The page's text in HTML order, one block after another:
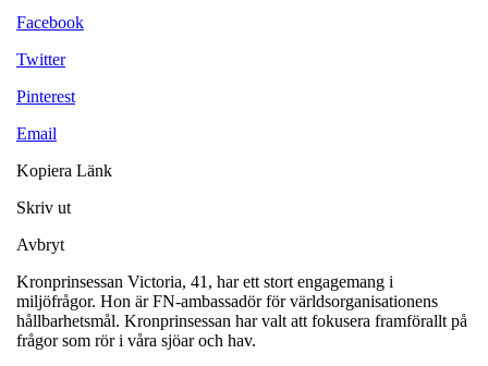
Facebook
Twitter
Pinterest
Email
Kopiera Länk
Skriv ut
Avbryt
Kronprinsessan Victoria, 41, har ett stort engagemang i
miljöfrågor. Hon är FN-ambassadör för världsorganisationens
hållbarhetsmål. Kronprinsessan har valt att fokusera framförallt på
frågor som rör i våra sjöar och hav.